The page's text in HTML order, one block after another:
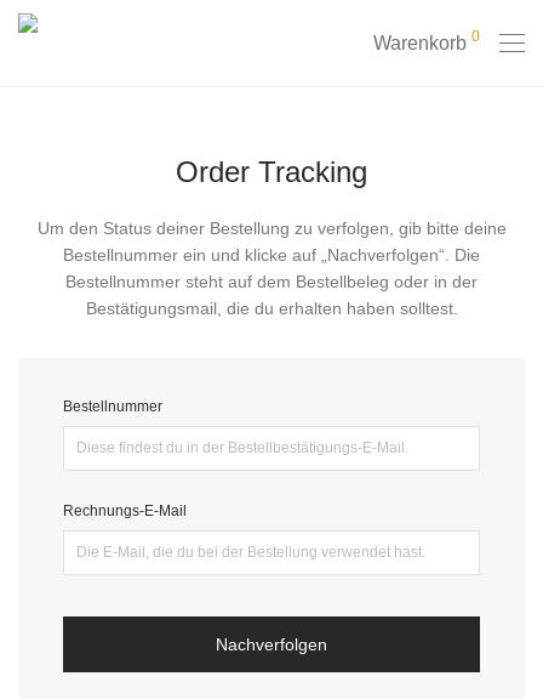
Warenkorb 0
Order Tracking
Um den Status deiner Bestellung zu verfolgen, gib bitte deine
Bestellnummer ein und klicke auf „Nachverfolgen“. Die
Bestellnummer steht auf dem Bestellbeleg oder in der
Bestätigungsmail, die du erhalten haben solltest.
Bestellnummer
Rechnungs-E-Mail
Nachverfolgen